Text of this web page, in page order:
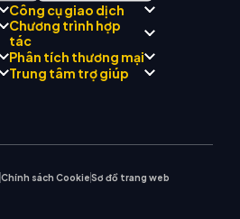
Công cụ giao dịch
Cố vấn AI thương mại
KCM
Trung tâm tín hiệu thương
mại KCM
Chương trình hợp
tác
Giới thiệu Chương trình môi
Phân tích thương mại
Nhóm phân tích thị trường
Trung tâm trợ giúp
Chính sách CookieSơ đồ trang web